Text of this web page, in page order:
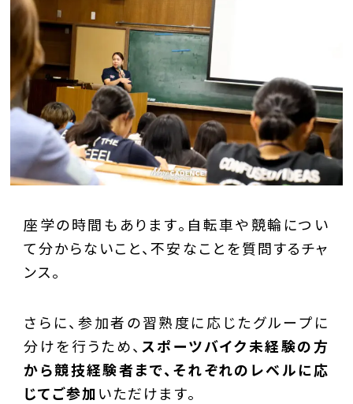
座学の時間もあります。自転車や競輪につい
て分からないこと、不安なことを質問するチャ
ンス。
さらに、参加者の習熟度に応じたグループに
分けを行うため、 スポーツバイク未経験の方
から競技経験者まで、それぞれのレベルに応
じてご参加いただけます。